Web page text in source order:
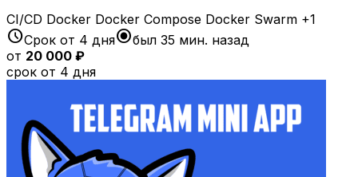
CI/CD Docker Docker Compose Docker Swarm +1
scheduleСрок от 4 дняradio_button_checkedбыл 35 мин. назад
от 20 000 ₽
срок от 4 дня